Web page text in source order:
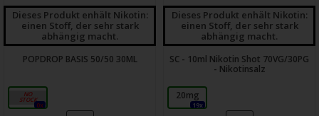
Dieses Produkt enhält Nikotin:
einen Stoff, der sehr stark
abhängig macht.
POPDROP BASIS 50/50 30ML
30ml
0x
Dieses Produkt enhält Nikotin:
einen Stoff, der sehr stark
abhängig macht.
SC - 10ml Nikotin Shot 70VG/30PG
- Nikotinsalz
20mg
19x